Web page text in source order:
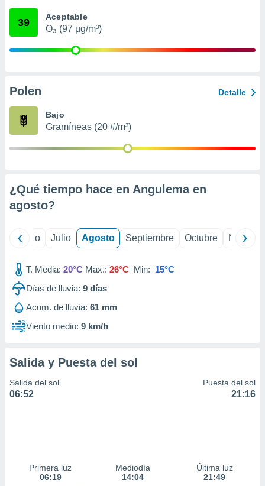
e
publicidad
1199
39 Aceptable
O₃ (97 µg/m³)
Polen Detalle
Bajo
Gramíneas (20 #/m³)
¿Qué tiempo hace en Angulema en
agosto?
Junio Julio Agosto Septiembre Octubre
T. Media: 20°C Max.: 26°C Min: 15°C
Días de lluvia: 9 días
Acum. de lluvia: 61 mm
Viento medio: 9 km/h
Salida y Puesta del sol
Salida del sol
06:52
Puesta del sol
21:16
Primera luz
06:19
Mediodía
14:04
Última luz
21:49